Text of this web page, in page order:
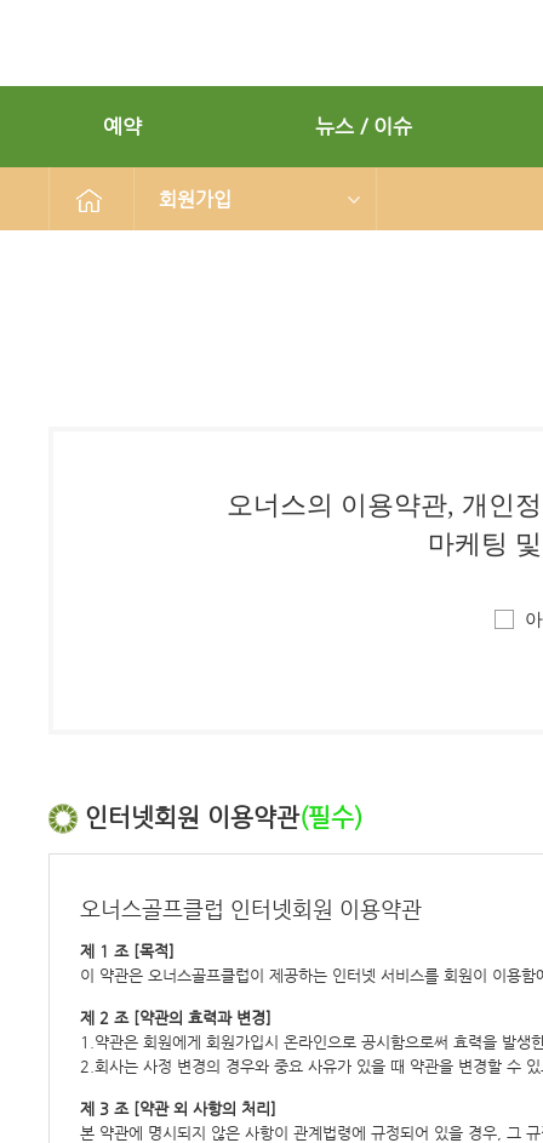
예약 뉴스 / 이슈
회원가입
오너스의 이용약관, 개인
마케팅
인터넷회원 이용약관(필수)
오너스골프클럽 인터넷회원 이용약관
제 1 조 [목적]
이 약관은 오너스골프클럽이 제공하는 인터넷 서비스를 회원이 이용
제 2 조 [약관의 효력과 변경]
1.약관은 회원에게 회원가입시 온라인으로 공시함으로써 효력을 발생
2.회사는 사정 변경의 경우와 중요 사유가 있을 때 약관을 변경할 수
제 3 조 [약관 외 사항의 처리]
본 약관에 명시되지 않은 사항이 관계법령에 규정되어 있을 경우, 그